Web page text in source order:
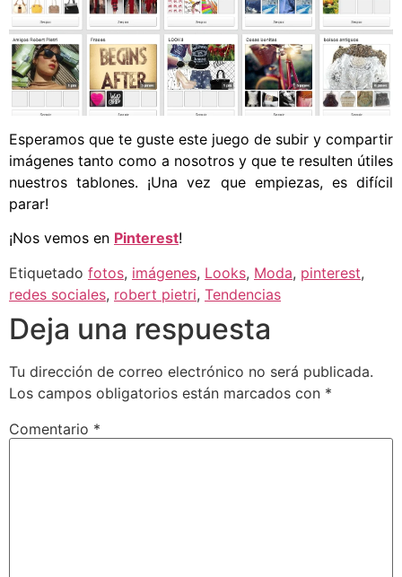
Esperamos que te guste este juego de subir y compartir
imágenes tanto como a nosotros y que te resulten útiles
nuestros tablones. ¡Una vez que empiezas, es difícil
parar!
¡Nos vemos en Pinterest!
Etiquetado fotos, imágenes, Looks, Moda, pinterest,
redes sociales, robert pietri, Tendencias
Deja una respuesta
Tu dirección de correo electrónico no será publicada.
Los campos obligatorios están marcados con *
Comentario *